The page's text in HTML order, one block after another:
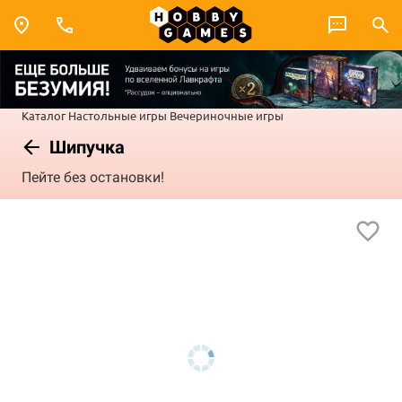
Каталог Настольные игры Вечериночные игры
Шипучка
Пейте без остановки!